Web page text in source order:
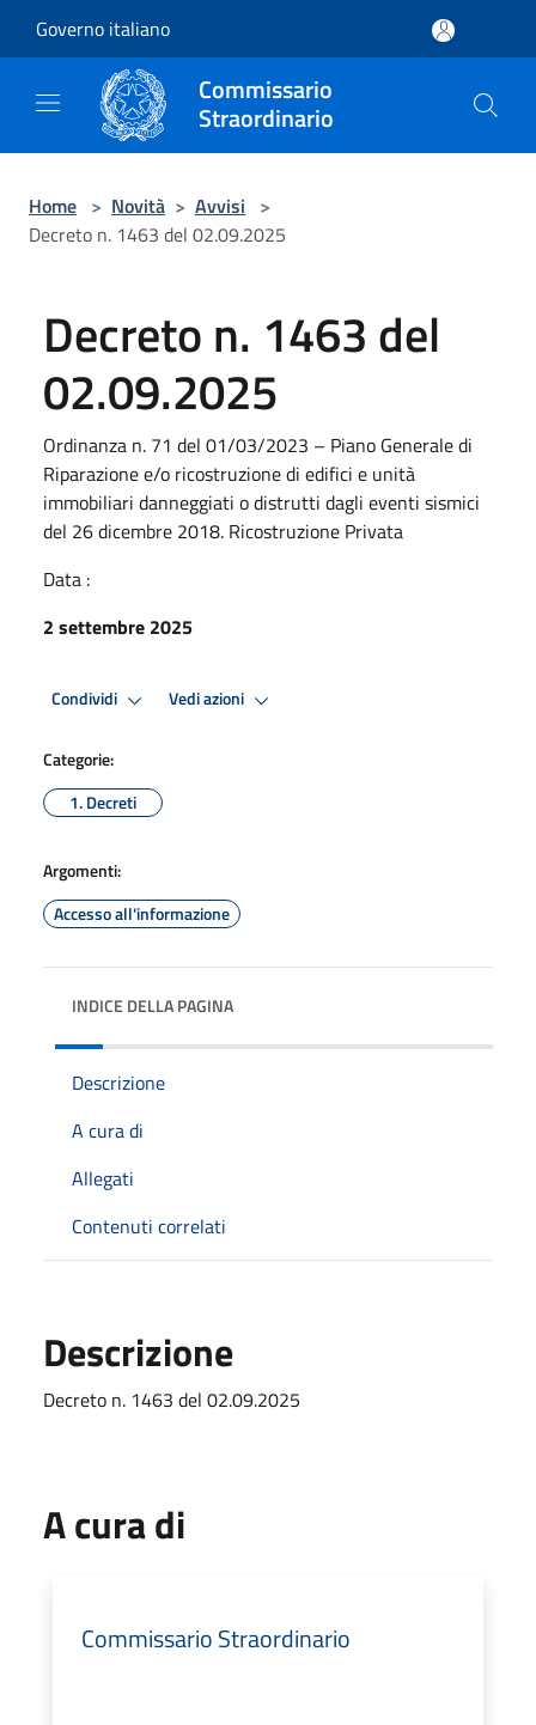
Governo italiano
Commissario
Straordinario
Home > Novità > Avvisi >
Decreto n. 1463 del 02.09.2025
Decreto n. 1463 del
02.09.2025
Ordinanza n. 71 del 01/03/2023 – Piano Generale di
Riparazione e/o ricostruzione di edifici e unità
immobiliari danneggiati o distrutti dagli eventi sismici
del 26 dicembre 2018. Ricostruzione Privata
Data :
2 settembre 2025
Condividi Vedi azioni
Categorie:
1. Decreti
Argomenti:
Accesso all'informazione
INDICE DELLA PAGINA
Descrizione
A cura di
Allegati
Contenuti correlati
Descrizione
Decreto n. 1463 del 02.09.2025
A cura di
Commissario Straordinario